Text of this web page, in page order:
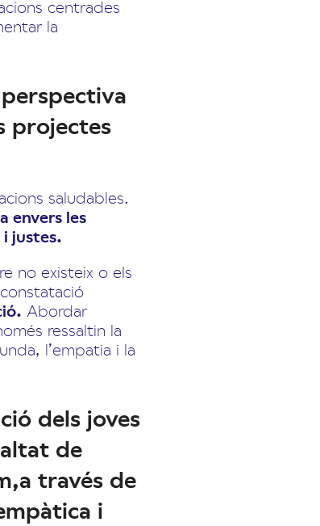
centrades
la
projectes
saludables.
envers les
justes.
no existeix o els
Abordar
ressaltin la
l’empatia i la
dels joves
de
través de
i